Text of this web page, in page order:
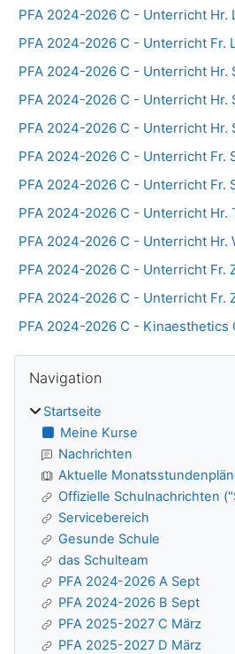
PFA 2024-2026 C - Unterricht Hr.
PFA 2024-2026 C - Unterricht Fr.
PFA 2024-2026 C - Unterricht Hr.
PFA 2024-2026 C - Unterricht Hr.
PFA 2024-2026 C - Unterricht Hr.
PFA 2024-2026 C - Unterricht Fr.
PFA 2024-2026 C - Unterricht Fr.
PFA 2024-2026 C - Unterricht Hr.
PFA 2024-2026 C - Unterricht Hr.
PFA 2024-2026 C - Unterricht Fr.
PFA 2024-2026 C - Unterricht Fr.
PFA 2024-2026 C - Kinaesthetics
Blöcke
Navigation
Startseite
Meine Kurse
Nachrichten
Aktuelle
Offizielle Schulnachrichten
Servicebereich
Gesunde Schule
das Schulteam
PFA 2024-2026 A Sept
PFA 2024-2026 B Sept
PFA 2025-2027 C März
PFA 2025-2027 D März